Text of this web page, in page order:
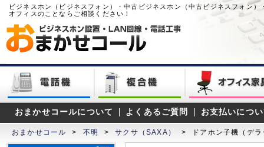
ビジネスホン（ビジネスフォン）・中古ビジネスホン（中古ビジネスフォン
オフィスのことならご相談ください！
おまかせコールについて よくあるご質問 お支払いにつ
おまかせコール > 不明 > サクサ（SAXA） > ドアホン子機（デ